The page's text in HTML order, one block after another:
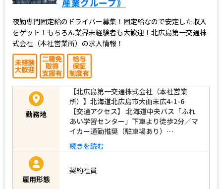
夜勤専門固定給のドライバー募集！固定給なので安定した収入
をゲット！もちろん業界未経験者も大歓迎！北広島第一交通株
式会社（本社営業所）の求人情報！
勤務地
【北広島第一交通株式会社（本社営業
所）】北海道北広島市大曲末広4-1-6
【交通アクセス】 北海道中央バス「ふれ
あい学習センター」下車より徒歩2分／マ
イカー通勤推奨（駐車場あり）…
続きを読む
雇用形態
契約社員